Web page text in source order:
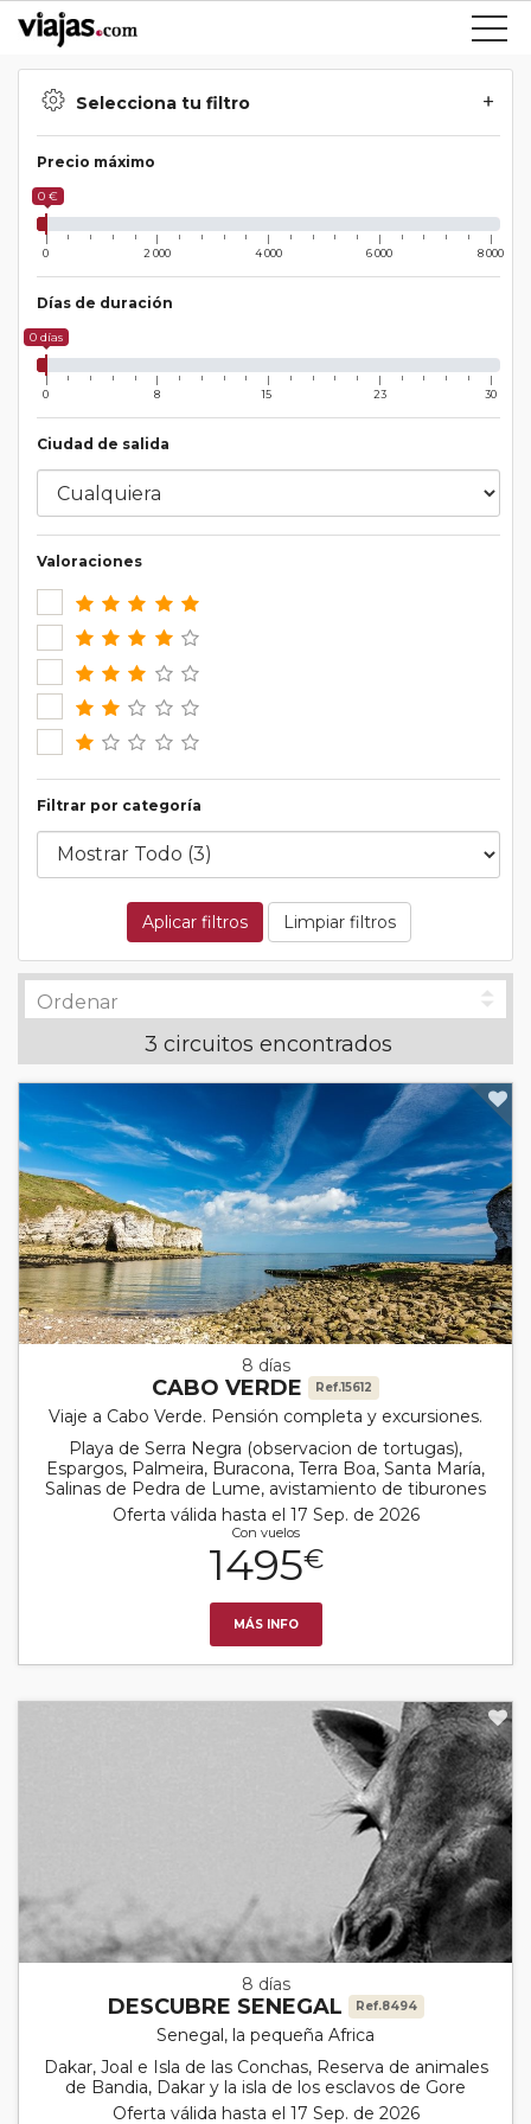
Selecciona tu filtro
Precio máximo
0 €
0 2 000 4 000 6 000 8 000
Días de duración
0 días
0 8 15 23 30
Ciudad de salida
Valoraciones
Filtrar por categoría
Aplicar filtros Limpiar filtros
3 circuitos encontrados
8 días
CABO VERDE Ref.15612
Viaje a Cabo Verde. Pensión completa y excursiones.
Playa de Serra Negra (observacion de tortugas),
Espargos, Palmeira, Buracona, Terra Boa, Santa María,
Salinas de Pedra de Lume, avistamiento de tiburones
Oferta válida hasta el 17 Sep. de 2026
Con vuelos
1495€
MÁS INFO
8 días
DESCUBRE SENEGAL Ref.8494
Senegal, la pequeña Africa
Dakar, Joal e Isla de las Conchas, Reserva de animales
de Bandia, Dakar y la isla de los esclavos de Gore
Oferta válida hasta el 17 Sep. de 2026